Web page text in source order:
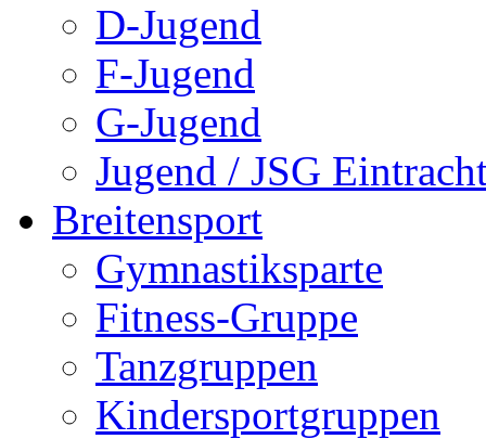
D-Jugend
F-Jugend
G-Jugend
Jugend / JSG
Breitensport
Gymnastiksparte
Fitness-Gruppe
Tanzgruppen
Kindersportgruppen